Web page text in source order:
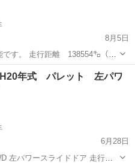
8月5日
㌔（使
スタート ター
ト ターボ
H20年式 パレット 左パワ
6月28日